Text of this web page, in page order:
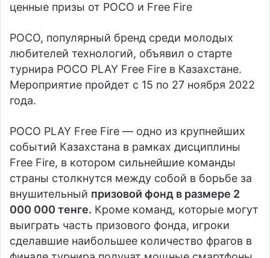
ценные призы от POCO и Free Fire
POCO, популярный бренд среди молодых
любителей технологий, объявил о старте
турнира POCO PLAY Free Fire в Казахстане.
Мероприятие пройдет с 15 по 27 ноября 2022
года.
POCO PLAY Free Fire — одно из крупнейших
событий Казахстана в рамках дисциплины
Free Fire, в котором сильнейшие команды
страны столкнутся между собой в борьбе за
внушительный призовой фонд в размере 2
000 000 тенге. Кроме команд, которые могут
выиграть часть призового фонда, игроки
сделавшие наибольшее количество фрагов в